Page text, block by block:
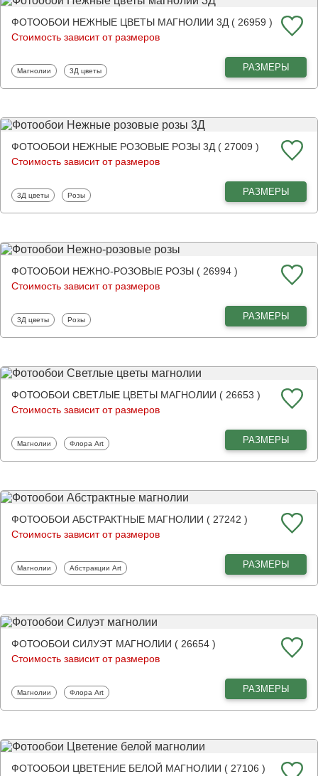
ФОТООБОИ НЕЖНЫЕ ЦВЕТЫ МАГНОЛИИ 3Д ( 26959 )
Стоимость зависит от размеров
Фотообои
Магнолии Фотообои
3Д цветы РАЗМЕРЫ
ФОТООБОИ НЕЖНЫЕ РОЗОВЫЕ РОЗЫ 3Д ( 27009 )
Стоимость зависит от размеров
Фотообои
3Д цветы Фотообои
Розы РАЗМЕРЫ
ФОТООБОИ НЕЖНО-РОЗОВЫЕ РОЗЫ ( 26994 )
Стоимость зависит от размеров
Фотообои
3Д цветы Фотообои
Розы РАЗМЕРЫ
ФОТООБОИ СВЕТЛЫЕ ЦВЕТЫ МАГНОЛИИ ( 26653 )
Стоимость зависит от размеров
Фотообои
Магнолии Фотообои
Флора Art РАЗМЕРЫ
ФОТООБОИ АБСТРАКТНЫЕ МАГНОЛИИ ( 27242 )
Стоимость зависит от размеров
Фотообои
Магнолии Фотообои
Абстракции Art РАЗМЕРЫ
ФОТООБОИ СИЛУЭТ МАГНОЛИИ ( 26654 )
Стоимость зависит от размеров
Фотообои
Магнолии Фотообои
Флора Art РАЗМЕРЫ
ФОТООБОИ ЦВЕТЕНИЕ БЕЛОЙ МАГНОЛИИ ( 27106 )